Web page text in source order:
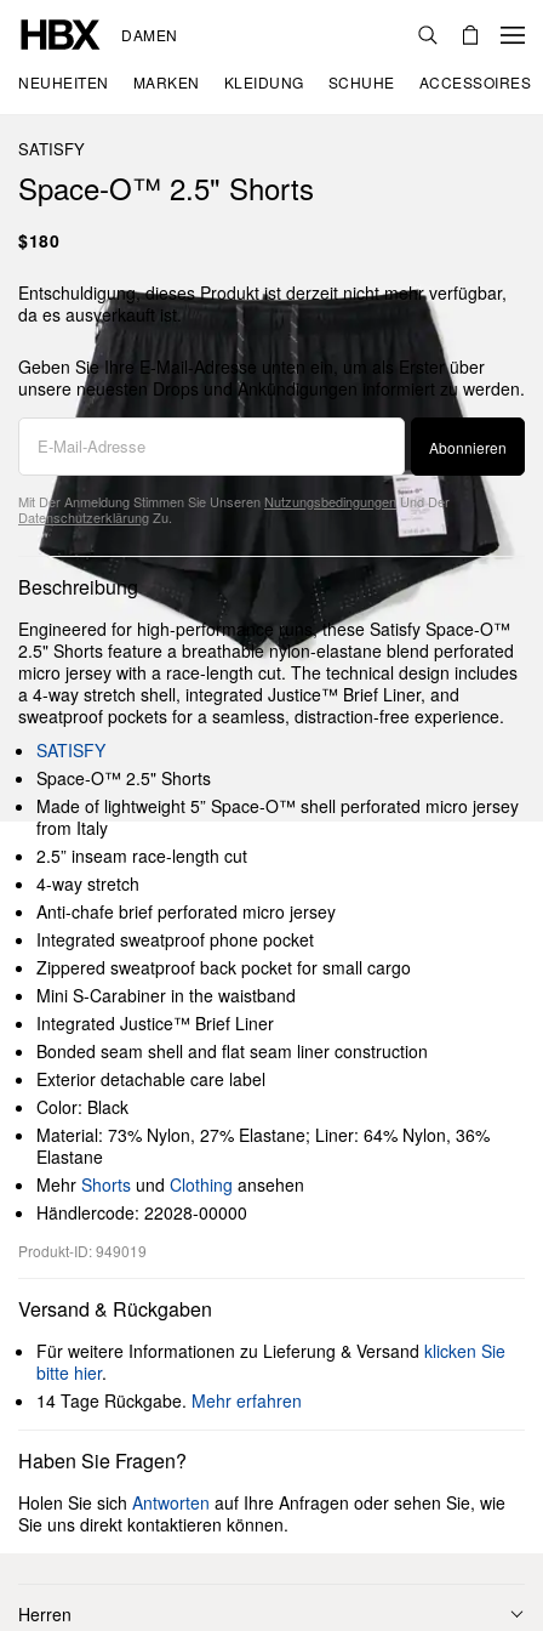
DAMEN
NEUHEITEN MARKEN KLEIDUNG SCHUHE ACCESSOIRES
SATISFY
Space‑O™ 2.5" Shorts
$180
Entschuldigung, dieses Produkt ist derzeit nicht mehr verfügbar,
da es ausverkauft ist.
Geben Sie Ihre E-Mail-Adresse unten ein, um als Erster über
unsere neuesten Drops und Ankündigungen informiert zu werden.
Abonnieren
Mit Der Anmeldung Stimmen Sie Unseren NutzungsbedingungenUnd Der
DatenschutzerklärungZu.
Beschreibung
Engineered for high-performance runs, these Satisfy Space-O™
2.5" Shorts feature a breathable nylon-elastane blend perforated
micro jersey with a race-length cut. The technical design includes
a 4-way stretch shell, integrated Justice™ Brief Liner, and
sweatproof pockets for a seamless, distraction-free experience.
SATISFY
Space‑O™ 2.5" Shorts
Made of lightweight 5” Space-O™ shell perforated micro jersey
from Italy
2.5” inseam race-length cut
4-way stretch
Anti-chafe brief perforated micro jersey
Integrated sweatproof phone pocket
Zippered sweatproof back pocket for small cargo
Mini S-Carabiner in the waistband
Integrated Justice™ Brief Liner
Bonded seam shell and flat seam liner construction
Exterior detachable care label
Color: Black
Material: 73% Nylon, 27% Elastane; Liner: 64% Nylon, 36%
Elastane
Mehr Shorts und Clothing ansehen
Händlercode: 22028-00000
Produkt-ID: 949019
Versand & Rückgaben
Für weitere Informationen zu Lieferung & Versand klicken Sie
bitte hier.
14 Tage Rückgabe. Mehr erfahren
Haben Sie Fragen?
Holen Sie sich Antworten auf Ihre Anfragen oder sehen Sie, wie
Sie uns direkt kontaktieren können.
Herren